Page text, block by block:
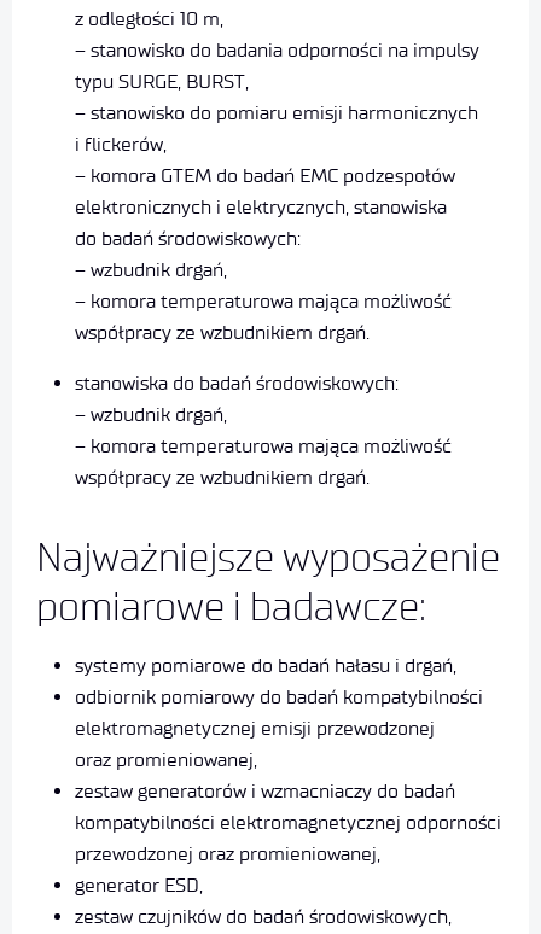
z odległości 10 m,
– stanowisko do badania odporności na impulsy
typu SURGE, BURST,
– stanowisko do pomiaru emisji harmonicznych
i flickerów,
– komora GTEM do badań EMC podzespołów
elektronicznych i elektrycznych, stanowiska
do badań środowiskowych:
– wzbudnik drgań,
– komora temperaturowa mająca możliwość
współpracy ze wzbudnikiem drgań.
stanowiska do badań środowiskowych:
– wzbudnik drgań,
– komora temperaturowa mająca możliwość
współpracy ze wzbudnikiem drgań.
Najważniejsze wyposażenie
pomiarowe i badawcze:
systemy pomiarowe do badań hałasu i drgań,
odbiornik pomiarowy do badań kompatybilności
elektromagnetycznej emisji przewodzonej
oraz promieniowanej,
zestaw generatorów i wzmacniaczy do badań
kompatybilności elektromagnetycznej odporności
przewodzonej oraz promieniowanej,
generator ESD,
zestaw czujników do badań środowiskowych,